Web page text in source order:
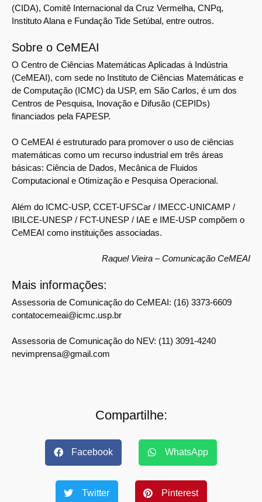
(CIDA), Comitê Internacional da Cruz Vermelha, CNPq,
Instituto Alana e Fundação Tide Setúbal, entre outros.
Sobre o CeMEAI
O Centro de Ciências Matemáticas Aplicadas à Indústria
(CeMEAI), com sede no Instituto de Ciências Matemáticas e
de Computação (ICMC) da USP, em São Carlos, é um dos
Centros de Pesquisa, Inovação e Difusão (CEPIDs)
financiados pela FAPESP.
O CeMEAI é estruturado para promover o uso de ciências
matemáticas como um recurso industrial em três áreas
básicas: Ciência de Dados, Mecânica de Fluidos
Computacional e Otimização e Pesquisa Operacional.
Além do ICMC-USP, CCET-UFSCar / IMECC-UNICAMP /
IBILCE-UNESP / FCT-UNESP / IAE e IME-USP compõem o
CeMEAI como instituições associadas.
Raquel Vieira – Comunicação CeMEAI
Mais informações:
Assessoria de Comunicação do CeMEAI: (16) 3373-6609
contatocemeai@icmc.usp.br
Assessoria de Comunicação do NEV: (11) 3091-4240
nevimprensa@gmail.com
Compartilhe:
Facebook WhatsApp
Twitter Pinterest